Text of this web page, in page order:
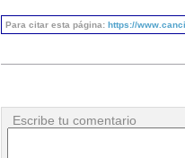
Para citar esta página: https://
Escribe tu comentario